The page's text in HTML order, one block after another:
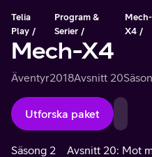
Telia
Play
Program &
Serier
Mech-
X4
Mech-X4
Äventyr2018Avsnitt 20
Utforska paket
Säsong 2 Avsnitt 20: Mot